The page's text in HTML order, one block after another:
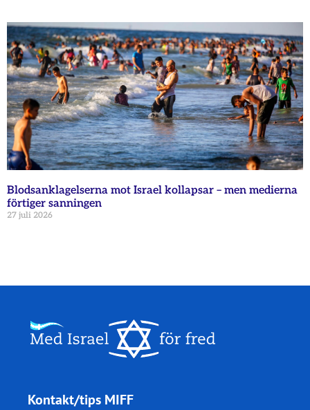
Blodsanklagelserna mot Israel kollapsar – men medierna
förtiger sanningen
27 juli 2026
Kontakt/tips MIFF